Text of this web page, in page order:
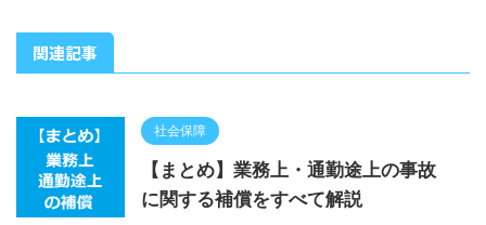
関連記事
社会保障
【まとめ】業務上・通勤途上の事故
に関する補償をすべて解説